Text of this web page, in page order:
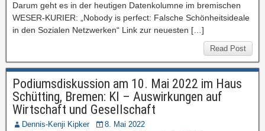
Darum geht es in der heutigen Datenkolumne im bremischen
WESER-KURIER: „Nobody is perfect: Falsche Schönheitsideale
in den Sozialen Netzwerken“ Link zur neuesten […]
Read Post
Podiumsdiskussion am 10. Mai 2022 im Haus
Schütting, Bremen: KI – Auswirkungen auf
Wirtschaft und Gesellschaft
Dennis-Kenji Kipker
8. Mai 2022